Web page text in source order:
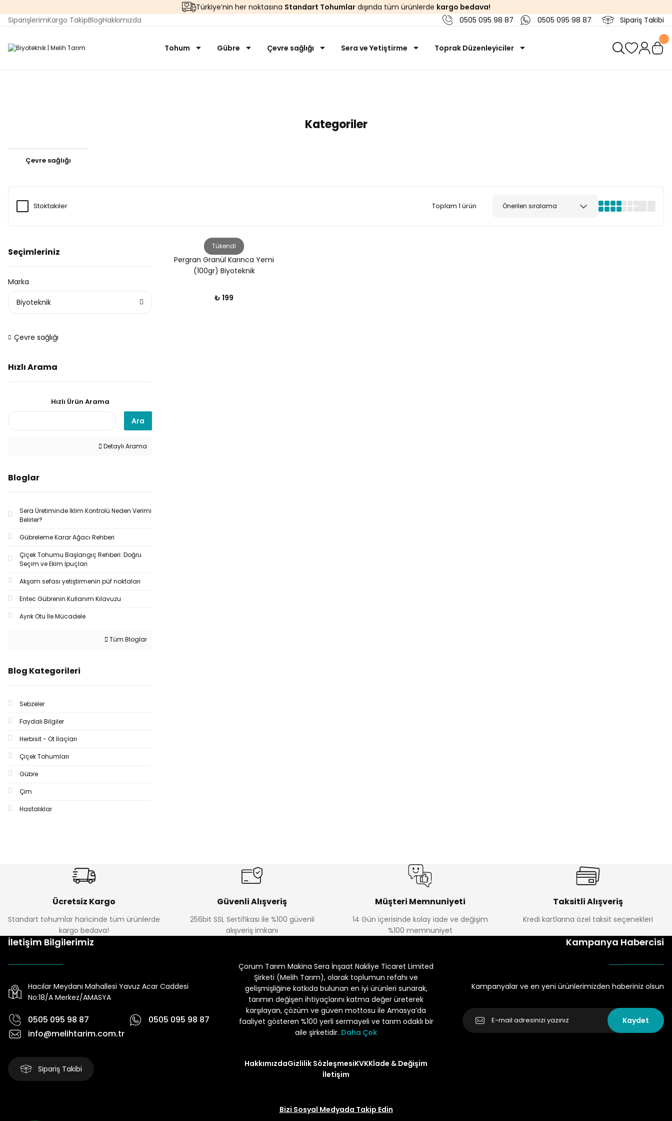
Türkiye’nin her noktasına Standart Tohumlardışında tüm ürünlerde kargo bedava!
SiparişlerimKargo TakipBlogHakkımızda 0505 095 98 87 0505 095 98 87 Sipariş Takibi
Tohum Gübre Çevre sağlığı Sera ve Yetiştirme Toprak Düzenleyiciler
Kategoriler
Çevre sağlığı
Stoktakiler Toplam 1 ürün
Seçimleriniz
Marka
Biyoteknik
Çevre sağlığı
Hızlı Arama
Hızlı Ürün Arama
Ara
Detaylı Arama
Bloglar
Sera Üretiminde İklim Kontrolü Neden Verimi
Belirler?
Gübreleme Karar Ağacı Rehberi
Çiçek Tohumu Başlangıç Rehberi: Doğru
Seçim ve Ekim İpuçları
Akşam sefası yetiştirmenin püf noktaları
Entec Gübrenin Kullanım Kılavuzu
Ayrık Otu İle Mücadele
Tüm Bloglar
Blog Kategorileri
Sebzeler
Faydalı Bilgiler
Herbisit - Ot İlaçları
Çiçek Tohumları
Gübre
Çim
Hastalıklar
Tükendi
Pergran Granül Karınca Yemi
(100gr) Biyoteknik
₺ 199
Ücretsiz Kargo
Standart tohumlar haricinde tüm ürünlerde
kargo bedava!
Güvenli Alışveriş
256bit SSL Sertifikası ile %100 güvenli
alışveriş imkanı
Müşteri Memnuniyeti
14 Gün içerisinde kolay iade ve değişim
%100 memnuniyet
Taksitli Alışveriş
Kredi kartlarına özel taksit seçenekleri
İletişim Bilgilerimiz
Hacılar Meydanı Mahallesi Yavuz Acar Caddesi
No:18/A Merkez/AMASYA
0505 095 98 87
0505 095 98 87
info@melihtarim.com.tr
Sipariş Takibi
Çorum Tarım Makina Sera İnşaat Nakliye Ticaret Limited
Şirketi (Melih Tarım), olarak toplumun refahı ve
gelişmişliğine katkıda bulunan en iyi ürünleri sunarak,
tarımın değişen ihtiyaçlarını katma değer üreterek
karşılayan, çözüm ve güven mottosu ile Amasya’da
faaliyet gösteren %100 yerli sermayeli ve tarım odaklı bir
aile şirketidir. Daha Çok
HakkımızdaGizlilik SözleşmesiKVKKİade & Değişim
İletişim
Bizi Sosyal Medyada Takip Edin
Kampanya Habercisi
Kampanyalar ve en yeni ürünlerimizden haberiniz olsun
Kaydet